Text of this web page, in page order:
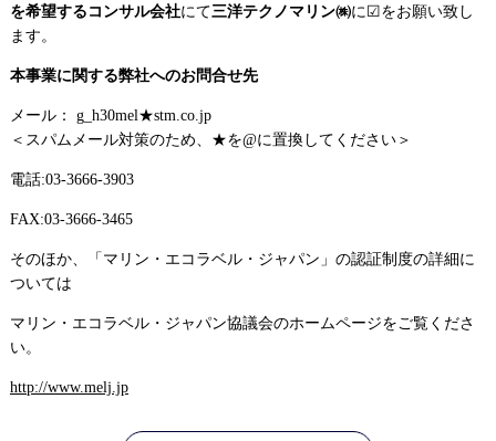
を希望するコンサル会社にて三洋テクノマリン㈱に☑をお願い致し
ます。
本事業に関する弊社へのお問合せ先
メール： g_h30mel★stm.co.jp
＜スパムメール対策のため、★を@に置換してください＞
電話:03-3666-3903
FAX:03-3666-3465
そのほか、「マリン・エコラベル・ジャパン」の認証制度の詳細に
ついては
マリン・エコラベル・ジャパン協議会のホームページをご覧くださ
い。
http://www.melj.jp